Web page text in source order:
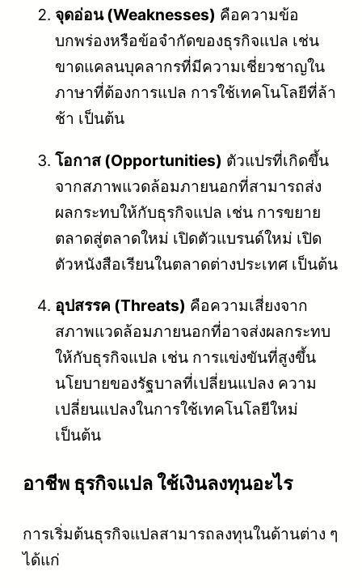
จุดอ่อน (Weaknesses) คือความข้อ
บกพร่องหรือข้อจำกัดของธุรกิจแปล เช่น
ขาดแคลนบุคลากรที่มีความเชี่ยวชาญใน
ภาษาที่ต้องการแปล การใช้เทคโนโลยีที่ล้า
ช้า เป็นต้น
โอกาส (Opportunities) ตัวแปรที่เกิดขึ้น
จากสภาพแวดล้อมภายนอกที่สามารถส่ง
ผลกระทบให้กับธุรกิจแปล เช่น การขยาย
ตลาดสู่ตลาดใหม่ เปิดตัวแบรนด์ใหม่ เปิด
ตัวหนังสือเรียนในตลาดต่างประเทศ เป็นต้น
อุปสรรค (Threats) คือความเสี่ยงจาก
สภาพแวดล้อมภายนอกที่อาจส่งผลกระทบ
ให้กับธุรกิจแปล เช่น การแข่งขันที่สูงขึ้น
นโยบายของรัฐบาลที่เปลี่ยนแปลง ความ
เปลี่ยนแปลงในการใช้เทคโนโลยีใหม่
เป็นต้น
อาชีพ ธุรกิจแปล ใช้เงินลงทุนอะไร
การเริ่มต้นธุรกิจแปลสามารถลงทุนในด้านต่าง ๆ
ได้แก่